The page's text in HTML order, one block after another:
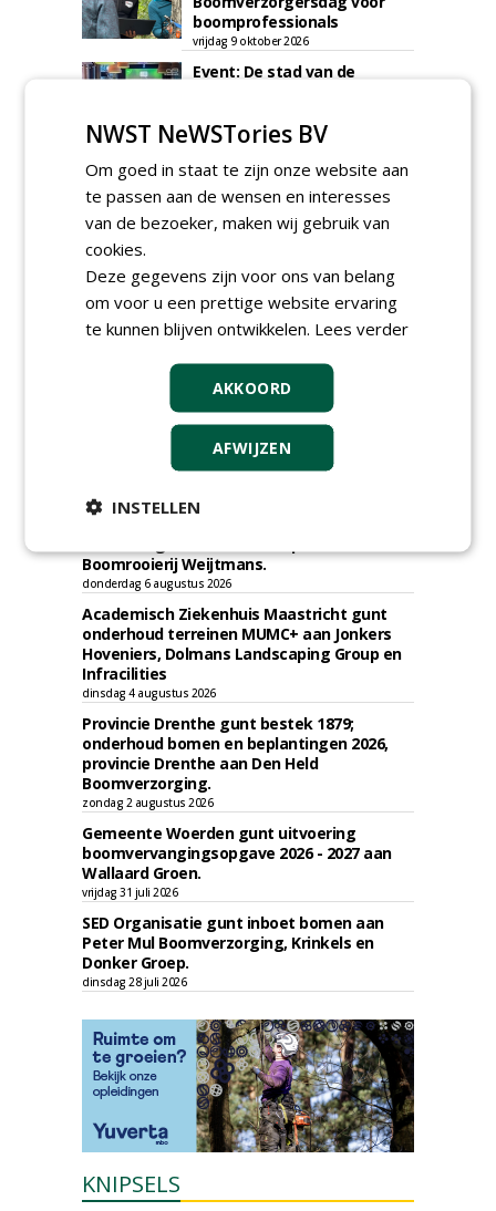
boomprofessionals
vrijdag 9 oktober 2026
Event: De stad van de
donderdag 5 november 2026
TENDERS
Gemeente Eindhoven gunt groot
Boomrooierij Weijtmans.
donderdag 6 augustus 2026
Academisch Ziekenhuis Maastricht gunt
onderhoud terreinen MUMC+ aan Jonkers
Hoveniers, Dolmans Landscaping Group en
Infracilities
dinsdag 4 augustus 2026
Provincie Drenthe gunt bestek 1879;
onderhoud bomen en beplantingen 2026,
provincie Drenthe aan Den Held
Boomverzorging.
zondag 2 augustus 2026
Gemeente Woerden gunt uitvoering
boomvervangingsopgave 2026 - 2027 aan
Wallaard Groen.
vrijdag 31 juli 2026
SED Organisatie gunt inboet bomen aan
Peter Mul Boomverzorging, Krinkels en
Donker Groep.
dinsdag 28 juli 2026
KNIPSELS
NWST NeWSTories BV
Om goed in staat te zijn onze website aan
te passen aan de wensen en interesses
van de bezoeker, maken wij gebruik van
cookies.
Deze gegevens zijn voor ons van belang
om voor u een prettige website ervaring
te kunnen blijven ontwikkelen. Lees verder
AKKOORD
AFWIJZEN
INSTELLEN